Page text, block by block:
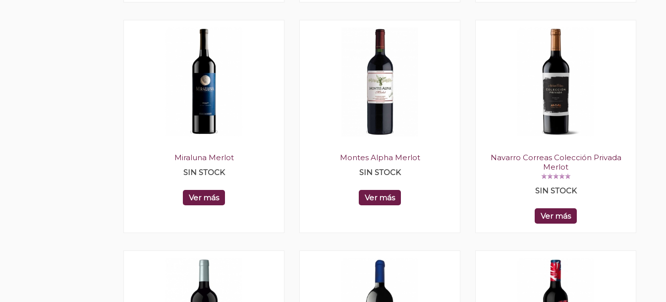
Miraluna Merlot
SIN STOCK
Ver más
Montes Alpha Merlot
SIN STOCK
Ver más
Navarro Correas Colección Privada
Merlot
SIN STOCK
Ver más